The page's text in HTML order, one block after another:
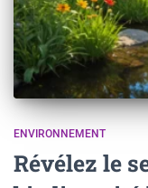
ENVIRONNEMENT
Révélez le